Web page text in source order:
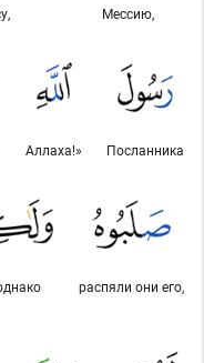
Мессию,
Посланника
Аллаха!»
распяли они его,